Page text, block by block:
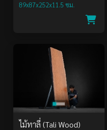
89x87x252x11.5 ซม.
ไม้ทาลี่ (Tali Wood)